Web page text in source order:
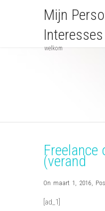
Mijn
Interesses
welkom
(verand
On maart 1, 2016,
[ad_1]